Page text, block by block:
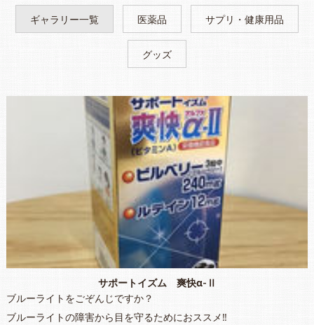
ギャラリー一覧 医薬品 サプリ・健康用品
グッズ
サポートイズム 爽快α-Ⅱ
ブルーライトをごぞんじですか？
ブルーライトの障害から目を守るためにおススメ‼